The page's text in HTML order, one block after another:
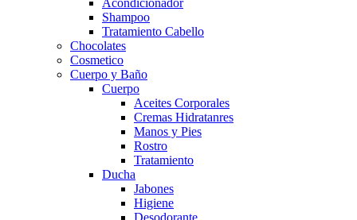
Acondicionador
Shampoo
Tratamiento Cabello
Chocolates
Cosmetico
Cuerpo y Baño
Cuerpo
Aceites Corporales
Cremas Hidratanres
Manos y Pies
Rostro
Tratamiento
Ducha
Jabones
Higiene
Desodorante